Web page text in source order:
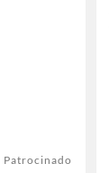
Patrocinado